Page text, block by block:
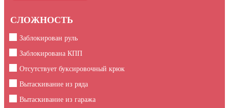
СЛОЖНОСТЬ
Заблокирован руль
Заблокирована КПП
Отсутствует буксировочный крюк
Вытаскивание из ряда
Вытаскивание из гаража